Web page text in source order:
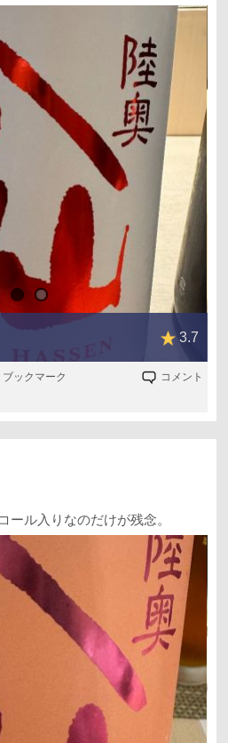
3.7
ブックマーク コメント
ール入りなのだけが残念。